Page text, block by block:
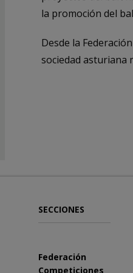
la promoción del
Desde la
sociedad asturiana
SECCIONES
Federación
Competiciones